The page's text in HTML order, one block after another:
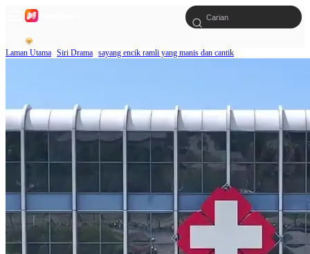
Laman Utama Siri Drama sayang encik ramli yang manis dan cantik